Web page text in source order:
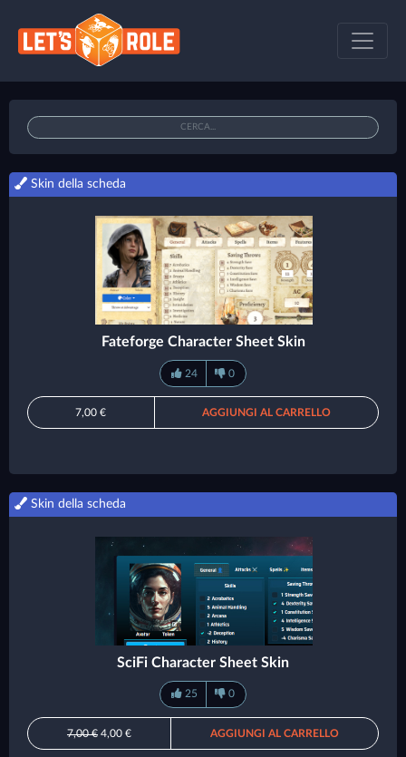
Skin della scheda
Fateforge Character Sheet Skin
24 0
7,00 € AGGIUNGI AL CARRELLO
Skin della scheda
SciFi Character Sheet Skin
25 0
7,00 € 4,00 € AGGIUNGI AL CARRELLO